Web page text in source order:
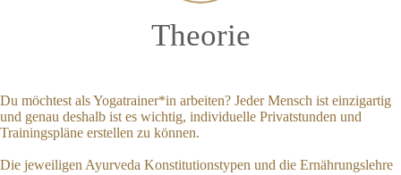
Theorie
Du möchtest als Yogatrainer*in arbeiten? Jeder Mensch ist einzigartig
und genau deshalb ist es wichtig, individuelle Privatstunden und
Trainingspläne erstellen zu können.
Die jeweiligen Ayurveda Konstitutionstypen und die Ernährungslehre